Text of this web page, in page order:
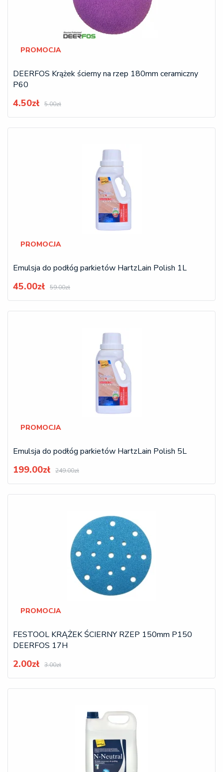
PROMOCJA
DEERFOS Krążek ścierny na rzep 180mm ceramiczny
P60
4.50zł 5.00zł
PROMOCJA
Emulsja do podłóg parkietów HartzLain Polish 1L
45.00zł 59.00zł
PROMOCJA
Emulsja do podłóg parkietów HartzLain Polish 5L
199.00zł 249.00zł
PROMOCJA
FESTOOL KRĄŻEK ŚCIERNY RZEP 150mm P150
DEERFOS 17H
2.00zł 3.00zł